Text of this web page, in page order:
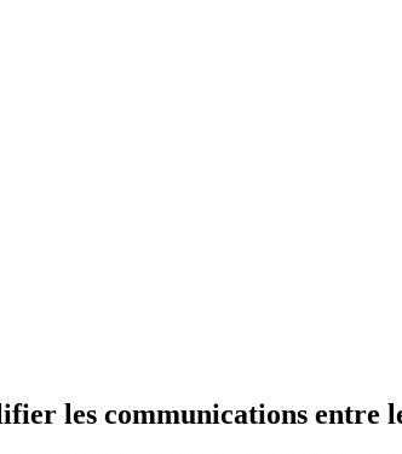
les communications entre